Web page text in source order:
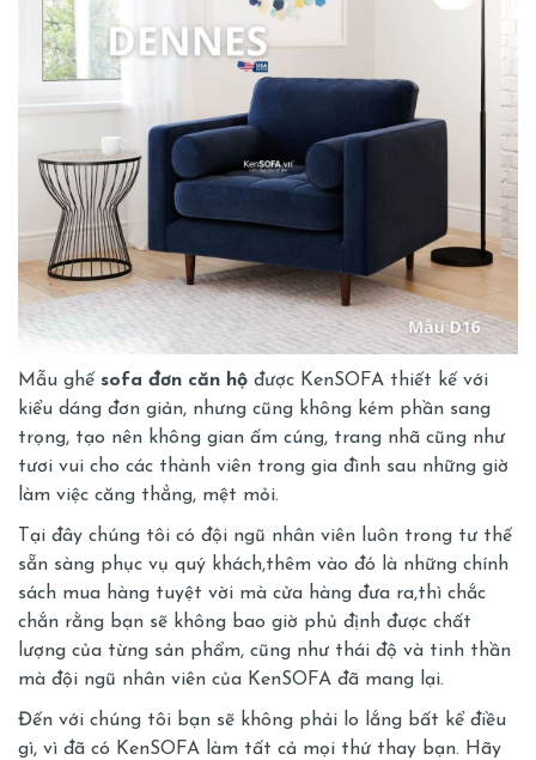
Mẫu ghế sofa đơn căn hộ được KenSOFA thiết kế với
kiểu dáng đơn giản, nhưng cũng không kém phần sang
trọng, tạo nên không gian ấm cúng, trang nhã cũng như
tươi vui cho các thành viên trong gia đình sau những giờ
làm việc căng thẳng, mệt mỏi.
Tại đây chúng tôi có đội ngũ nhân viên luôn trong tư thế
sẵn sàng phục vụ quý khách,thêm vào đó là những chính
sách mua hàng tuyệt vời mà cửa hàng đưa ra,thì chắc
chắn rằng bạn sẽ không bao giờ phủ định được chất
lượng của từng sản phẩm, cũng như thái độ và tinh thần
mà đội ngũ nhân viên của KenSOFA đã mang lại.
Đến với chúng tôi bạn sẽ không phải lo lắng bất kể điều
gì, vì đã có KenSOFA làm tất cả mọi thứ thay bạn. Hãy